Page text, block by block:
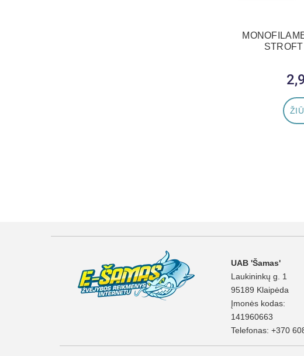
UAB 'Šamas'
Laukininkų g. 1
95189 Klaipėda
Įmonės kodas:
141960663
Telefonas: +370